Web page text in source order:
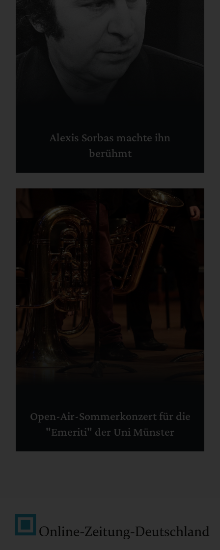
Alexis Sorbas machte ihn
berühmt
Open-Air-Sommerkonzert für die
"Emeriti" der Uni Münster